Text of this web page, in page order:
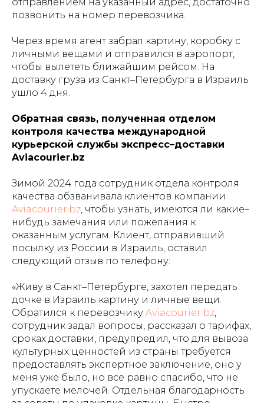
позвонить на номер перевозчика.
Через время агент забрал картину, коробку с
личными вещами и отправился в аэропорт,
чтобы вылететь ближайшим рейсом. На
доставку груза из Санкт–Петербурга в Израиль
ушло 4 дня.
Обратная связь, полученная отделом
контроля качества международной
курьерской службы экспресс–доставки
Aviacourier.bz
Зимой 2024 года сотрудник отдела контроля
качества обзванивала клиентов компании
Aviacourier.bz , чтобы узнать, имеются ли какие–
нибудь замечания или пожелания к
оказанным услугам. Клиент, отправивший
посылку из России в Израиль, оставил
следующий отзыв по телефону:
«Живу в Санкт–Петербурге, захотел передать
дочке в Израиль картину и личные вещи.
Обратился к перевозчику Aviacourier.bz
сотрудник задал вопросы, рассказал о тарифах,
сроках доставки, предупредил, что для вывоза
культурных ценностей из страны требуется
предоставлять экспертное заключение, оно у
меня уже было, но все равно спасибо, что не
упускаете мелочей. Отдельная благодарность